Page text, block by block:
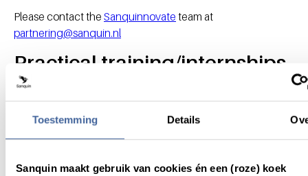
Toestemming Details
Sanquin maakt gebruik van cookies én een (roze) koek
Please contact the Sanquinnovate team at
partnering@sanquin.nl
Practical training/internships
www.sanquin.nl/en/research/internships
PhD positions